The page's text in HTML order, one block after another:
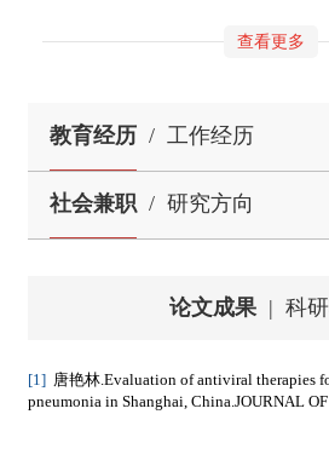
查看更多
教育经历 / 工作经历
社会兼职 / 研究方向
论文成果 | 科
[1] 唐艳林.Evaluation of antiviral therapies
pneumonia in Shanghai, China.JOURNAL